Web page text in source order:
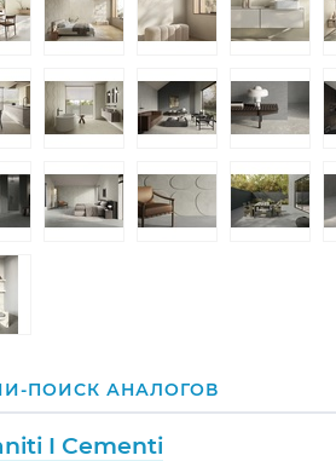
ПОИСК АНАЛОГОВ
I Cementi